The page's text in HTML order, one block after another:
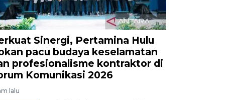
Sinergi, Pertamina Hulu
pacu budaya keselamatan
profesionalisme kontraktor di
Komunikasi 2026
lalu